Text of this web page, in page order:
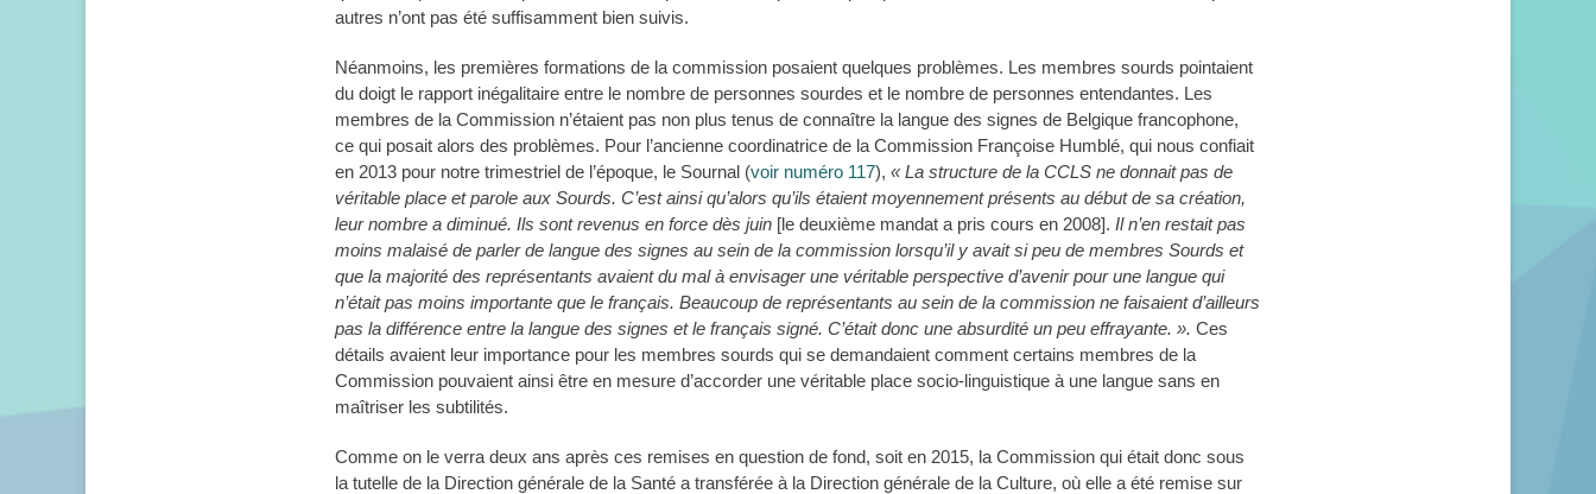
autres n’ont pas été suffisamment bien suivis.
Néanmoins, les premières formations de la commission posaient quelques problèmes. Les membres sourds pointaient
du doigt le rapport inégalitaire entre le nombre de personnes sourdes et le nombre de personnes entendantes. Les
membres de la Commission n’étaient pas non plus tenus de connaître la langue des signes de Belgique francophone,
ce qui posait alors des problèmes. Pour l’ancienne coordinatrice de la Commission Françoise Humblé, qui nous confiait
en 2013 pour notre trimestriel de l’époque, le Sournal (voir numéro 117), « La structure de la CCLS ne donnait pas de
véritable place et parole aux Sourds. C’est ainsi qu’alors qu’ils étaient moyennement présents au début de sa création,
leur nombre a diminué. Ils sont revenus en force dès juin [le deuxième mandat a pris cours en 2008]. Il n’en restait pas
moins malaisé de parler de langue des signes au sein de la commission lorsqu’il y avait si peu de membres Sourds et
que la majorité des représentants avaient du mal à envisager une véritable perspective d’avenir pour une langue qui
n’était pas moins importante que le français. Beaucoup de représentants au sein de la commission ne faisaient d’ailleurs
pas la différence entre la langue des signes et le français signé. C’était donc une absurdité un peu effrayante. ». Ces
détails avaient leur importance pour les membres sourds qui se demandaient comment certains membres de la
Commission pouvaient ainsi être en mesure d’accorder une véritable place socio-linguistique à une langue sans en
maîtriser les subtilités.
Comme on le verra deux ans après ces remises en question de fond, soit en 2015, la Commission qui était donc sous
la tutelle de la Direction générale de la Santé a transférée à la Direction générale de la Culture, où elle a été remise sur